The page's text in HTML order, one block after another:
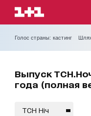
Голос страны: кастинг
Выпуск
года (полная
ТСН Ніч